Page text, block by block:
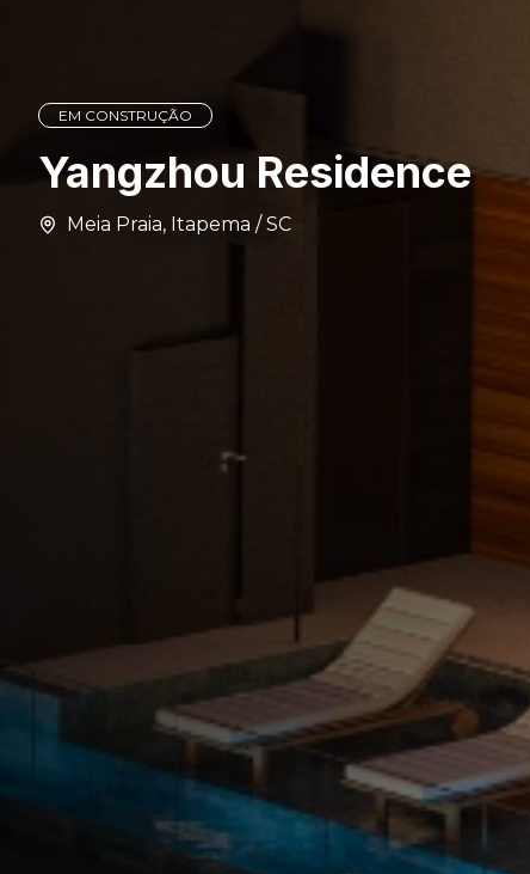
EM CONSTRUÇÃO
Yangzhou Residence
Meia Praia, Itapema / SC